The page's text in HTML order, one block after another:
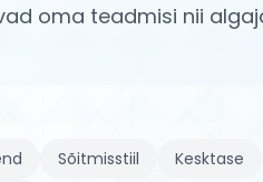
oma teadmisi nii
Sõitmisstiil Kesktase